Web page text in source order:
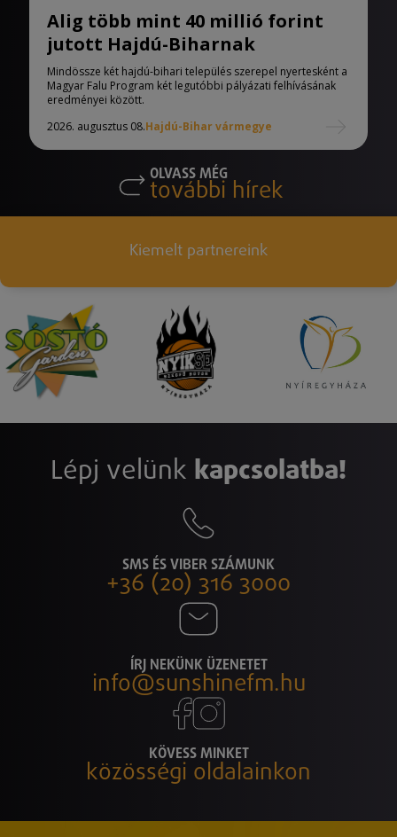
Alig több mint 40 millió forint
jutott Hajdú-Biharnak
Mindössze két hajdú-bihari település szerepel nyertesként a
Magyar Falu Program két legutóbbi pályázati felhívásának
eredményei között.
2026. augusztus 08.Hajdú-Bihar vármegye
OLVASS MÉG
további hírek
Kiemelt partnereink
Lépj velünk kapcsolatba!
SMS ÉS VIBER SZÁMUNK
+36 (20) 316 3000
ÍRJ NEKÜNK ÜZENETET
info@sunshinefm.hu
KÖVESS MINKET
közösségi oldalainkon